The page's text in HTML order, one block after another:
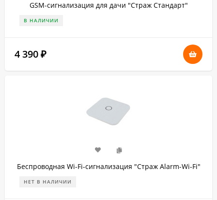
GSM-сигнализация для дачи "Страж Стандарт"
В НАЛИЧИИ
4 390 ₽
Беспроводная Wi-Fi-сигнализация "Страж Alarm-Wi-Fi"
НЕТ В НАЛИЧИИ